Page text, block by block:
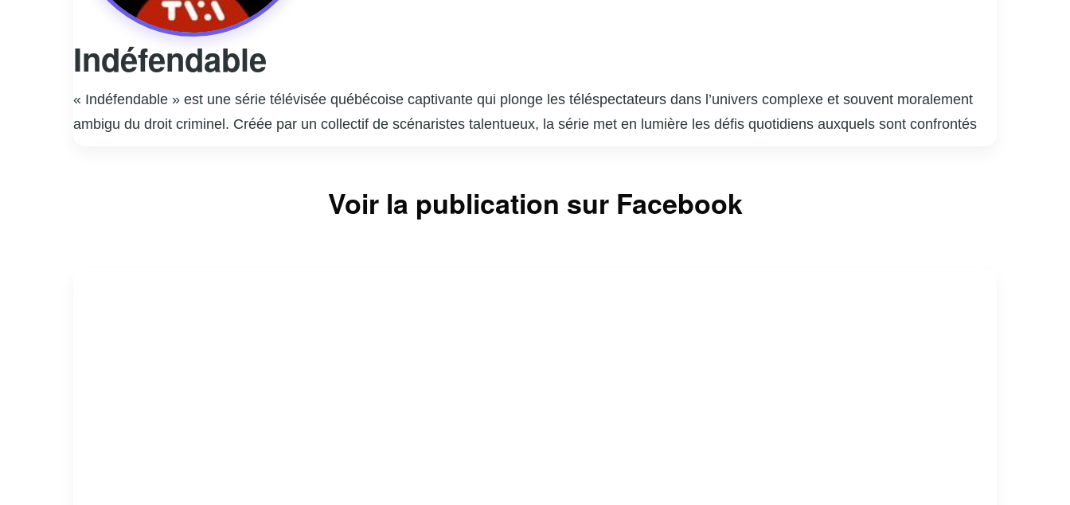
Indéfendable
« Indéfendable » est une série télévisée québécoise captivante qui plonge les téléspectateurs dans l’univers complexe et souvent moralement
ambigu du droit criminel. Créée par un collectif de scénaristes talentueux, la série met en lumière les défis quotidiens auxquels sont confrontés
performances remarquables de ses acteurs principaux, « Indéfendable » réussit à captiver son audience en mêlant drame, suspense et réflexion
sociale. La série invite les spectateurs à questionner leurs propres perceptions de la culpabilité et de l’innocence, tout en offrant un regard
Voir la publication sur Facebook